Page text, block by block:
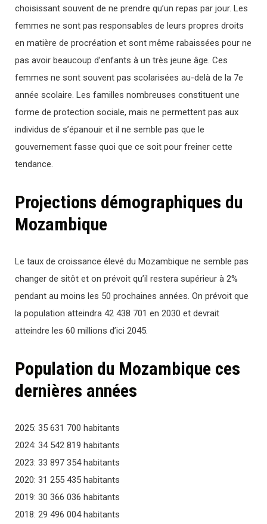
choisissant souvent de ne prendre qu’un repas par jour. Les
femmes ne sont pas responsables de leurs propres droits
en matière de procréation et sont même rabaissées pour ne
pas avoir beaucoup d’enfants à un très jeune âge. Ces
femmes ne sont souvent pas scolarisées au-delà de la 7e
année scolaire. Les familles nombreuses constituent une
forme de protection sociale, mais ne permettent pas aux
individus de s’épanouir et il ne semble pas que le
gouvernement fasse quoi que ce soit pour freiner cette
tendance.
Projections démographiques du
Mozambique
Le taux de croissance élevé du Mozambique ne semble pas
changer de sitôt et on prévoit qu’il restera supérieur à 2%
pendant au moins les 50 prochaines années. On prévoit que
la population atteindra 42 438 701 en 2030 et devrait
atteindre les 60 millions d’ici 2045.
Population du Mozambique ces
dernières années
2025: 35 631 700 habitants
2024: 34 542 819 habitants
2023: 33 897 354 habitants
2020: 31 255 435 habitants
2019: 30 366 036 habitants
2018: 29 496 004 habitants